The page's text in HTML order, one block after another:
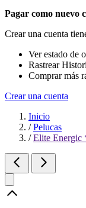
Pagar como nuevo
Crear una cuenta
Ver estado de
Rastrear
Comprar más
Crear una cuenta
Inicio
/ Pelucas
/ Elite Energic